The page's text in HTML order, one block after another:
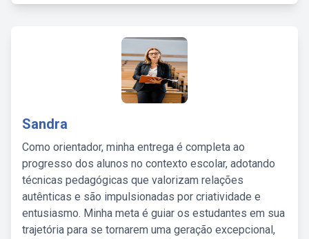
Sandra
Como orientador, minha entrega é completa ao
progresso dos alunos no contexto escolar, adotando
técnicas pedagógicas que valorizam relações
autênticas e são impulsionadas por criatividade e
entusiasmo. Minha meta é guiar os estudantes em sua
trajetória para se tornarem uma geração excepcional,